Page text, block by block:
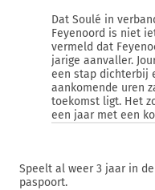
Dat Soulé in
Feyenoord is niet
vermeld dat
jarige aanvaller.
een stap dichterbij
aankomende uren
toekomst ligt. Het
een jaar met een
Speelt al weer 3 jaar in
paspoort.